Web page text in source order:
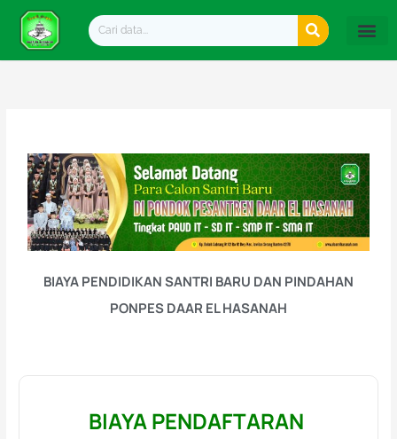
Lewati
konten
Search
BIAYA PENDIDIKAN SANTRI BARU DAN PINDAHAN
PONPES DAAR EL HASANAH
BIAYA PENDAFTARAN